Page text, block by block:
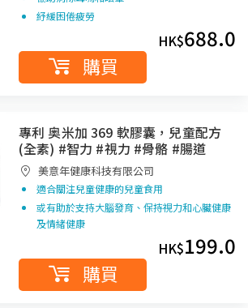
紓緩困倦疲勞
HK$688.0
購買
專利 奥米加 369 軟膠囊，兒童配方
(全素) #智力 #視力 #骨骼 #腸道
美意年健康科技有限公司
適合關注兒童健康的兒童食用
或有助於支持大腦發育、保持視力和心臟健康
及情緒健康
HK$199.0
購買